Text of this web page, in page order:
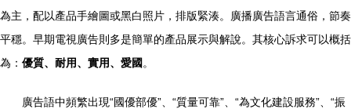
為主，配以產品手繪圖或黑白照片，排版緊湊。廣播廣告語言通俗，節奏
平穩。早期電視廣告則多是簡單的產品展示與解說。其核心訴求可以概括
為： 優質、耐用、實用、愛國 。
廣告語中頻繁出現“國優部優”、“質量可靠”、“為文化建設服務”、“振